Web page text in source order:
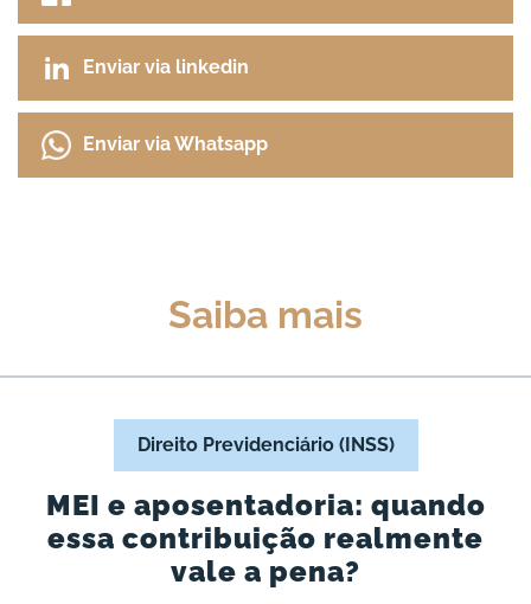
Enviar via linkedin
Enviar via Whatsapp
Saiba mais
Direito Previdenciário (INSS)
MEI e aposentadoria: quando
essa contribuição realmente
vale a pena?